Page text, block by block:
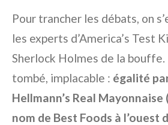
Pour trancher les débats, on
les experts d’America’s Test
Sherlock Holmes de la
tombé, implacable : égalité
Hellmann’s Real Mayonnaise
nom de Best Foods à l’ouest